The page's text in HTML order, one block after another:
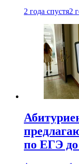
2 года спустя2
по ЕГЭ до